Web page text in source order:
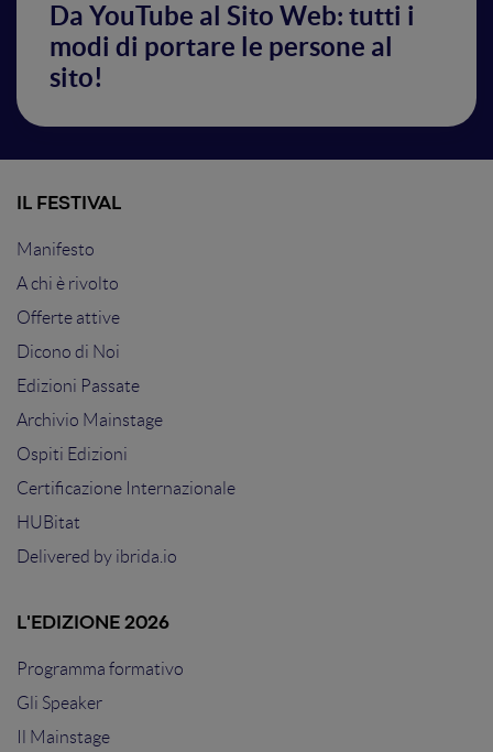
Da YouTube al Sito Web: tutti i
modi di portare le persone al
sito!
IL FESTIVAL
Manifesto
A chi è rivolto
Offerte attive
Dicono di Noi
Edizioni Passate
Archivio Mainstage
Ospiti Edizioni
Certificazione Internazionale
HUBitat
Delivered by ibrida.io
L'EDIZIONE 2026
Programma formativo
Gli Speaker
Il Mainstage